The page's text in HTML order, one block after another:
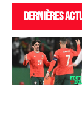
DERNIÈRES